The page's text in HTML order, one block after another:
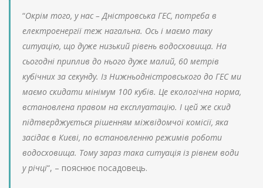
“Окрім того, у нас – Дністровська ГЕС, потреба в
електроенергії теж нагальна. Ось і маємо таку
ситуацію, що дуже низький рівень водосховища. На
сьогодні приплив до нього дуже малий, 60 метрів
кубічних за секунду. Із Нижньодністровського до ГЕС ми
маємо скидати мінімум 100 кубів. Це екологічна норма,
встановлена правом на експлуатацію. І цей же скид
підтверджується рішенням міжвідомчої комісії, яка
засідає в Києві, по встановленню режимів роботи
водосховища. Тому зараз така ситуація із рівнем води
у річці“, – пояснює посадовець.